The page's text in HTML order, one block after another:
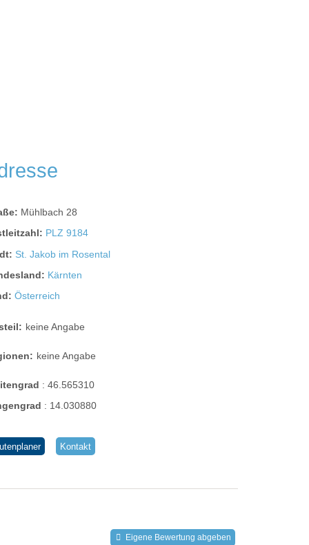
Mühlbach 28
PLZ 9184
St. Jakob im Rosental
Kärnten
Österreich
keine Angabe
keine Angabe
:46.565310
: 14.030880
Kontakt
Eigene Bewertung abgeben